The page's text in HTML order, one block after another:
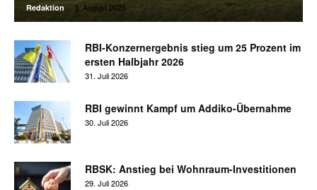
Redaktion - 3. August 2026
RBI-Konzernergebnis stieg um 25 Prozent im
ersten Halbjahr 2026
31. Juli 2026
RBI gewinnt Kampf um Addiko-Übernahme
30. Juli 2026
RBSK: Anstieg bei Wohnraum-Investitionen
29. Juli 2026